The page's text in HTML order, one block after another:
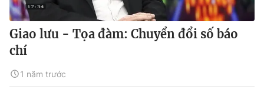
Giao lưu - Tọa đàm: Chuyển đổi số báo
chí
1 năm trước